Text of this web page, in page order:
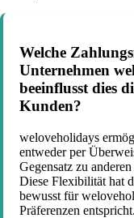
Welche
Unternehmen
beeinflusst dies
Kunden?
weloveholidays
entweder per
Gegensatz zu
Diese Flexibilität hat
bewusst für
Präferenzen entspricht.